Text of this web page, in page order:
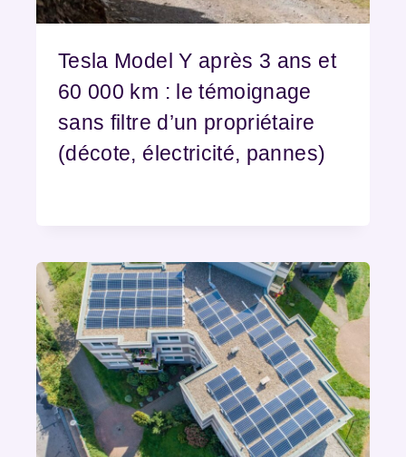
Tesla Model Y après 3 ans et
60 000 km : le témoignage
sans filtre d’un propriétaire
(décote, électricité, pannes)